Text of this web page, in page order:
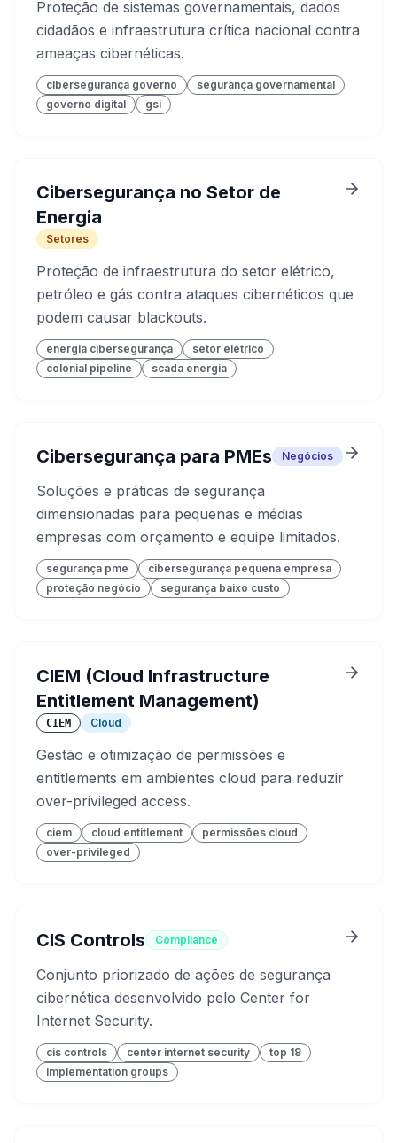
Proteção de sistemas governamentais, dados
cidadãos e infraestrutura crítica nacional contra
ameaças cibernéticas.
cibersegurança governo
segurança governamental
governo digital
gsi
Cibersegurança no Setor de
Energia
Setores
Proteção de infraestrutura do setor elétrico,
petróleo e gás contra ataques cibernéticos que
podem causar blackouts.
energia cibersegurança
setor elétrico
colonial pipeline
scada energia
Cibersegurança para PMEs Negócios
Soluções e práticas de segurança
dimensionadas para pequenas e médias
empresas com orçamento e equipe limitados.
segurança pme
cibersegurança pequena empresa
proteção negócio
segurança baixo custo
CIEM (Cloud Infrastructure
Entitlement Management)
CIEM Cloud
Gestão e otimização de permissões e
entitlements em ambientes cloud para reduzir
over-privileged access.
ciem cloud entitlement
permissões cloud
over-privileged
CIS Controls Compliance
Conjunto priorizado de ações de segurança
cibernética desenvolvido pelo Center for
Internet Security.
cis controls center internet security
top 18
implementation groups